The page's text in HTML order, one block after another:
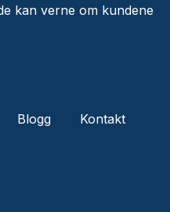
kan verne om kundene
Blogg
Kontakt